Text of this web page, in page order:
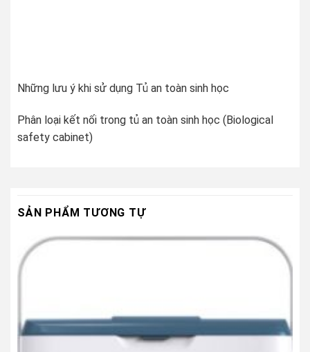
Những lưu ý khi sử dụng Tủ an toàn sinh học
Phân loại kết nối trong tủ an toàn sinh học (Biological
safety cabinet)
SẢN PHẨM TƯƠNG TỰ